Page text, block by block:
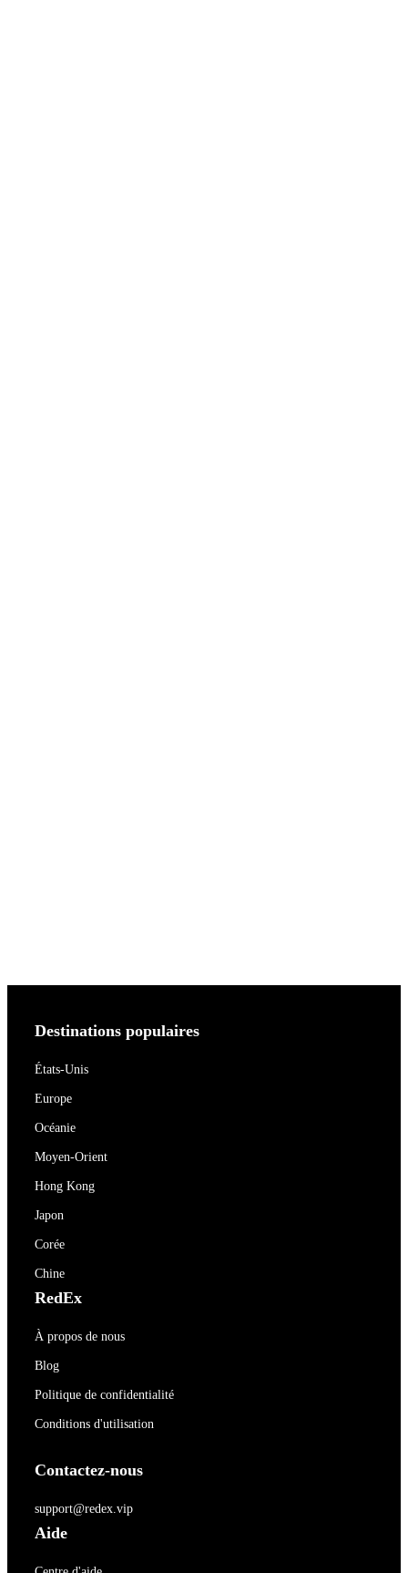
Destinations populaires
États-Unis
Europe
Océanie
Moyen-Orient
Hong Kong
Japon
Corée
Chine
RedEx
À propos de nous
Blog
Politique de confidentialité
Conditions d'utilisation
Contactez-nous
support@redex.vip
Aide